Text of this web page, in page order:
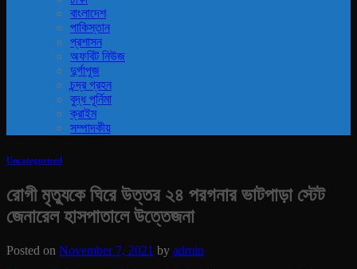
বাংলাদেশ
পাকিস্তান
প্রশাসন
অফবিট নিউজ
দুর্গাপূজ
চন্দ্র গ্রহন
বুদ্ধ পূর্নিমা
ক্রাইম
সম্পাদকীয়
Uncategorized
রোগী মৃত্যুকে ঘিরে উত্তর ২৪ পরগনার ভাটপাড়া স্টেট
জেনারেল হাসপাতালে উত্তেজনা
Posted on November 7, 2021 by admin